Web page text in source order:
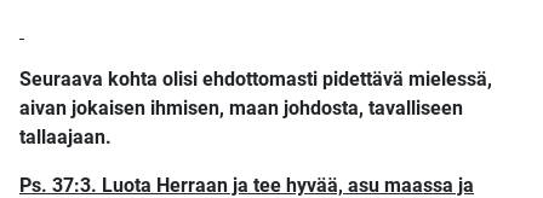
Seuraava kohta olisi ehdottomasti pidettävä mielessä,
aivan jokaisen ihmisen, maan johdosta, tavalliseen
tallaajaan.
Ps. 37:3. Luota Herraan ja tee hyvää, asu maassa ja